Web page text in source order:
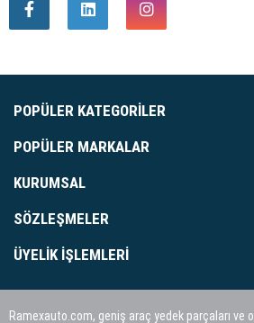
POPÜLER KATEGORILER
POPÜLER MARKALAR
KURUMSAL
SÖZLEŞMELER
ÜYELIK İŞLEMLERI
Ramexauto.com, geniş araç yedek parçaları